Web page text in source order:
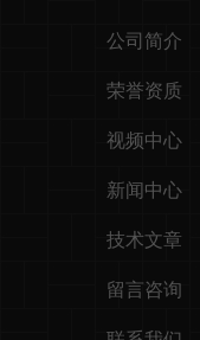
公司简介
荣誉资质
视频中心
新闻中心
技术文章
留言咨询